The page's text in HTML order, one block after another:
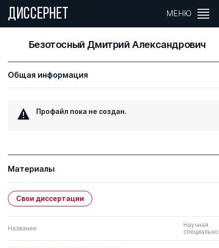
ДИССЕРНЕТ МЕНЮ
Безотосный Дмитрий Александрович
Общая информация
Профайл пока не создан.
Материалы
Свои диссертации
Название
Научная